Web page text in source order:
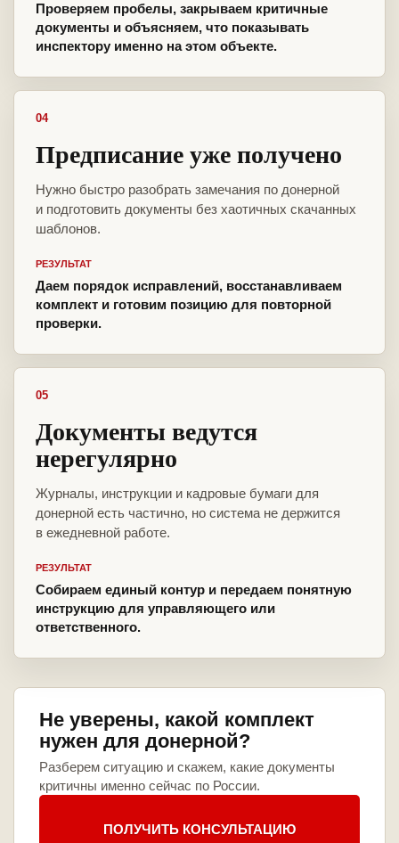
Проверяем пробелы, закрываем критичные
документы и объясняем, что показывать
инспектору именно на этом объекте.
04
Предписание уже получено
Нужно быстро разобрать замечания по донерной
и подготовить документы без хаотичных скачанных
шаблонов.
РЕЗУЛЬТАТ
Даем порядок исправлений, восстанавливаем
комплект и готовим позицию для повторной
проверки.
05
Документы ведутся
нерегулярно
Журналы, инструкции и кадровые бумаги для
донерной есть частично, но система не держится
в ежедневной работе.
РЕЗУЛЬТАТ
Собираем единый контур и передаем понятную
инструкцию для управляющего или
ответственного.
Не уверены, какой комплект
нужен для донерной?
Разберем ситуацию и скажем, какие документы
критичны именно сейчас по России.
ПОЛУЧИТЬ КОНСУЛЬТАЦИЮ